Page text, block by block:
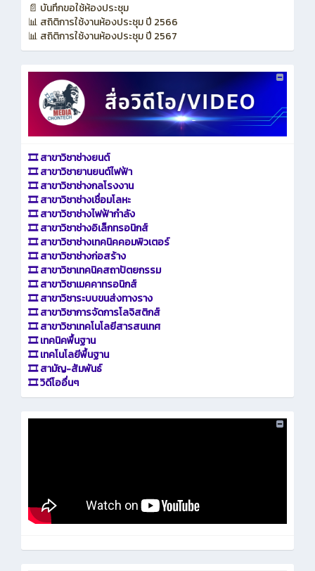
📄 บันทึกขอใช้ห้องประชุม
📊 สถิติการใช้งานห้องประชุม ปี 2566
📊 สถิติการใช้งานห้องประชุม ปี 2567
🎞️ สาขาวิชาช่างยนต์
🎞️ สาขาวิชายานยนต์ไฟฟ้า
🎞️ สาขาวิชาช่างกลโรงงาน
🎞️ สาขาวิชาช่างเชื่อมโลหะ
🎞️ สาขาวิชาช่างไฟฟ้ากำลัง
🎞️ สาขาวิชาช่างอิเล็กทรอนิกส์
🎞️ สาขาวิชาช่างเทคนิคคอมพิวเตอร์
🎞️ สาขาวิชาช่างก่อสร้าง
🎞️ สาขาวิชาเทคนิคสถาปัตยกรรม
🎞️ สาขาวิชาเมคคาทรอนิกส์
🎞️ สาขาวิชาระบบขนส่งทางราง
🎞️ สาขาวิชาการจัดการโลจิสติกส์
🎞️ สาขาวิชาเทคโนโลยีสารสนเทศ
🎞️ เทคนิคพื้นฐาน
🎞️ เทคโนโลยีพื้นฐาน
🎞️ สามัญ-สัมพันธ์
🎞️ วิดีโออื่นๆ